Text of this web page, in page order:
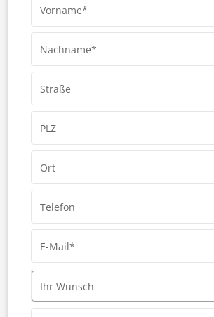
Vorname*
Nachname*
Straße
PLZ
Ort
Telefon
E-Mail*
Ihr Wunsch